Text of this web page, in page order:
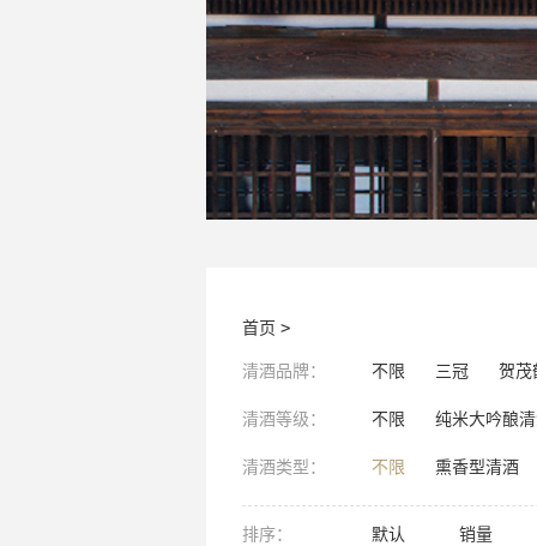
首页 >
清酒品牌： 不限 三冠 贺茂
清酒等级： 不限 纯米大吟酿
清酒类型： 不限 熏香型清酒
排序： 默认 销量